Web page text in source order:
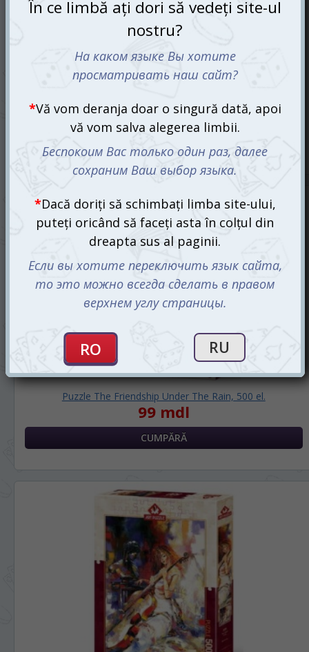
Puzzle Love Under The Umbrella, 500 el.
99 mdl
Puzzle The Friendship Under The Rain, 500 el.
99 mdl